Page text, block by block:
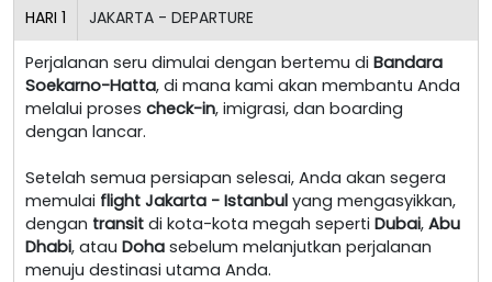
HARI 1 JAKARTA - DEPARTURE
Perjalanan seru dimulai dengan bertemu di Bandara
Soekarno-Hatta, di mana kami akan membantu Anda
melalui proses check-in, imigrasi, dan boarding
dengan lancar.
Setelah semua persiapan selesai, Anda akan segera
memulai flight Jakarta - Istanbul yang mengasyikkan,
dengan transit di kota-kota megah seperti Dubai, Abu
Dhabi, atau Doha sebelum melanjutkan perjalanan
menuju destinasi utama Anda.